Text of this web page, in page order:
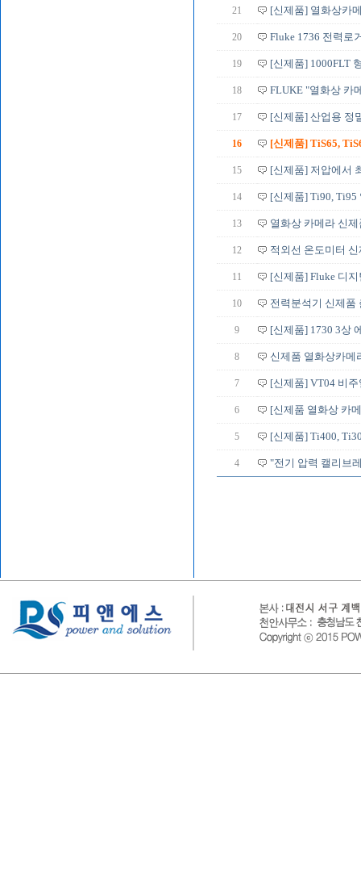
21 [신제품] 열화상카
20 Fluke 1736 전력로
19 [신제품] 1000FLT
18 FLUKE "열화상 카
17 [신제품] 산업용 정
16 [신제품] TiS65,
15 [신제품] 저압에서
14 [신제품] Ti90, Ti95
13 열화상 카메라 신제
12 적외선 온도미터 신
11 [신제품] Fluke 디
10 전력분석기 신제품
9 [신제품] 1730 3상
8 신제품 열화상카메
7 [신제품] VT04 비
6 [신제품 열화상 카
5 [신제품] Ti400,
4 "전기 압력 캘리브